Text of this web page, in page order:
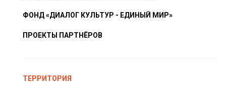
ФОНД «ДИАЛОГ КУЛЬТУР - ЕДИНЫЙ МИР»
ПРОЕКТЫ ПАРТНЁРОВ
ТЕРРИТОРИЯ